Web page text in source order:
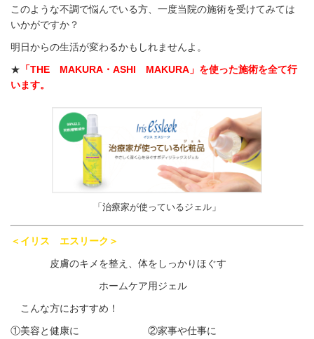
このような不調で悩んでいる方、一度当院の施術を受けてみては
いかがですか？
明日からの生活が変わるかもしれませんよ。
★ 「THE MAKURA・ASHI MAKURA」を使った施術を全て行
います。
「治療家が使っているジェル」
＜イリス エスリーク＞
皮膚のキメを整え、体をしっかりほぐす
ホームケア用ジェル
こんな方におすすめ！
①美容と健康に ②家事や仕事に